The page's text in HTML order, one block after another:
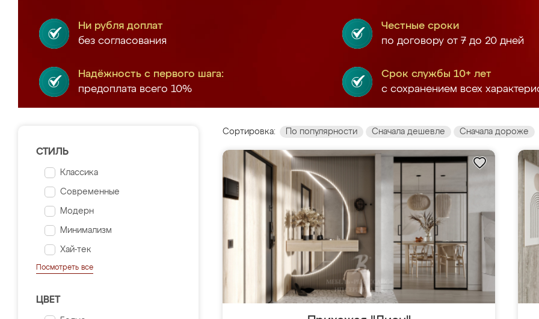
Ни рубля доплат
без согласования
Честные сроки
по договору от 7 до 20 дней
Надёжность с первого шага:
предоплата всего 10%
Срок службы 10+ лет
с сохранением всех
СТИЛЬ
Классика
Современные
Модерн
Минимализм
Хай-тек
Посмотреть все
ЦВЕТ
Сортировка: По популярности Сначала дешевле Сначала дороже